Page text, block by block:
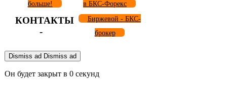
больше!
в БКС-Форекс
КОНТАКТЫ
-
Биржевой - БКС-
брокер
Dismiss ad Dismiss ad
Он будет закрыт в 0 секунд